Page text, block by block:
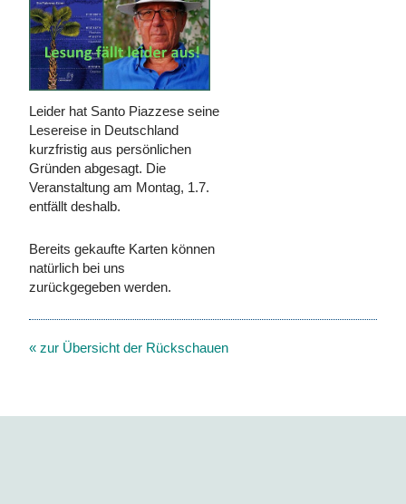
Leider hat Santo Piazzese seine
Lesereise in Deutschland
kurzfristig aus persönlichen
Gründen abgesagt. Die
Veranstaltung am Montag, 1.7.
entfällt deshalb.
Bereits gekaufte Karten können
natürlich bei uns
zurückgegeben werden.
« zur Übersicht der Rückschauen